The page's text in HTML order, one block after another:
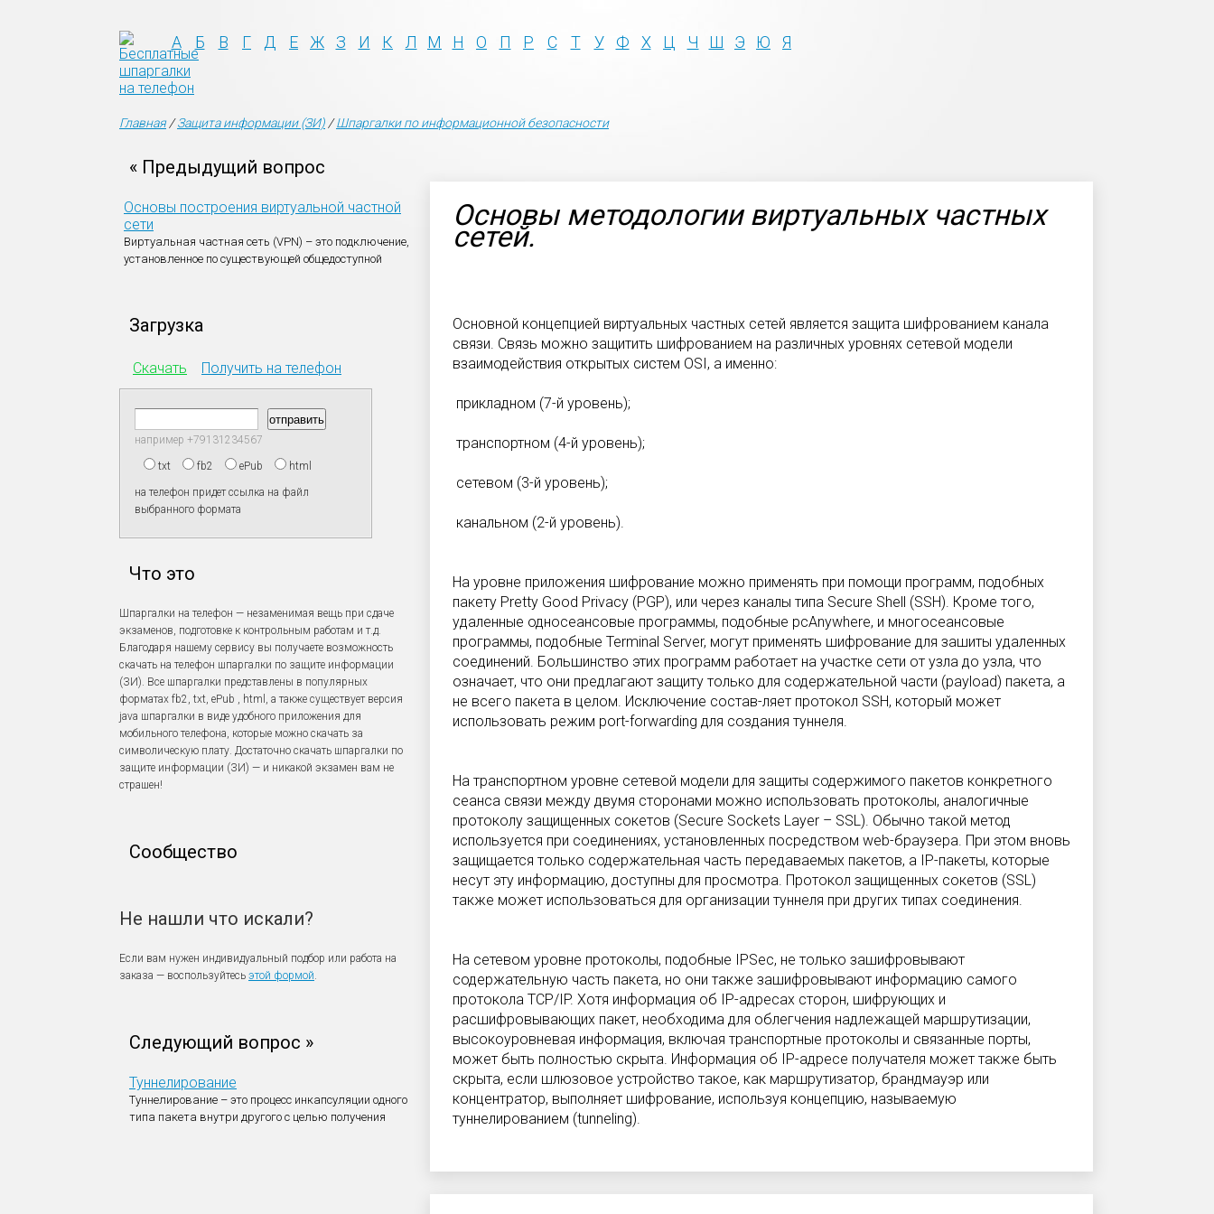
А Б В Г Д Е Ж З И К Л М Н О П Р С Т У Ф Х Ц Ч Ш Э Ю Я
Главная/Защита информации (ЗИ) /Шпаргалки по информационной безопасности
« Предыдущий вопрос
Основы построения виртуальной частной
сети
Виртуальная частная сеть (VPN) – это подключение,
установленное по существующей общедоступной
Загрузка
Скачать Получить на телефон
например +79131234567
txt fb2 ePub html
на телефон придет ссылка на файл
выбранного формата
Что это
Шпаргалки на телефон — незаменимая вещь при сдаче
экзаменов, подготовке к контрольным работам и т.д.
Благодаря нашему сервису вы получаете возможность
скачать на телефон шпаргалки по защите информации
(ЗИ). Все шпаргалки представлены в популярных
форматах fb2, txt, ePub , html, а также существует версия
java шпаргалки в виде удобного приложения для
мобильного телефона, которые можно скачать за
символическую плату. Достаточно скачать шпаргалки по
защите информации (ЗИ) — и никакой экзамен вам не
страшен!
Сообщество
Не нашли что искали?
Если вам нужен индивидуальный подбор или работа на
заказа — воспользуйтесь этой формой.
Следующий вопрос »
Туннелирование
Туннелирование – это процесс инкапсуляции одного
типа пакета внутри другого с целью получения
Основы методологии виртуальных частных
сетей.
Основной концепцией виртуальных частных сетей является защита шифрованием канала
связи. Связь можно защитить шифрованием на различных уровнях сетевой модели
взаимодействия открытых систем OSI, а именно:
прикладном (7-й уровень);
транспортном (4-й уровень);
сетевом (3-й уровень);
канальном (2-й уровень).
На уровне приложения шифрование можно применять при помощи программ, подобных
пакету Pretty Good Privacy (PGP), или через каналы типа Secure Shell (SSH). Кроме того,
удаленные односеансовые программы, подобные pcAnywhere, и многосеансовые
программы, подобные Terminal Server, могут применять шифрование для зашиты удаленных
соединений. Большинство этих программ работает на участке сети от узла до узла, что
означает, что они предлагают защиту только для содержательной части (payload) пакета, а
не всего пакета в целом. Исключение состав-ляет протокол SSH, который может
использовать режим port-forwarding для создания туннеля.
На транспортном уровне сетевой модели для защиты содержимого пакетов конкретного
сеанса связи между двумя сторонами можно использовать протоколы, аналогичные
протоколу защищенных сокетов (Secure Sockets Layer – SSL). Обычно такой метод
используется при соединениях, установленных посредством web-браузера. При этом вновь
защищается только содержательная часть передаваемых пакетов, а IP-пакеты, которые
несут эту информацию, доступны для просмотра. Протокол защищенных сокетов (SSL)
также может использоваться для организации туннеля при других типах соединения.
На сетевом уровне протоколы, подобные IPSec, не только зашифровывают
содержательную часть пакета, но они также зашифровывают информацию самого
протокола TCP/IP. Хотя информация об IP-адресах сторон, шифрующих и
расшифровывающих пакет, необходима для облегчения надлежащей маршрутизации,
высокоуровневая информация, включая транспортные протоколы и связанные порты,
может быть полностью скрыта. Информация об IP-адресе получателя может также быть
скрыта, если шлюзовое устройство такое, как маршрутизатор, брандмауэр или
концентратор, выполняет шифрование, используя концепцию, называемую
туннелированием (tunneling).